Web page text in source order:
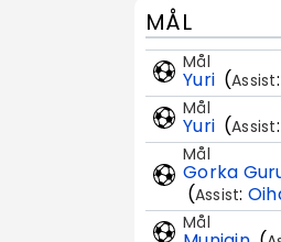
MÅL
Mål
Yuri (Assist:
Mål
Yuri (Assist
Mål
Gorka
(Assist:
Mål